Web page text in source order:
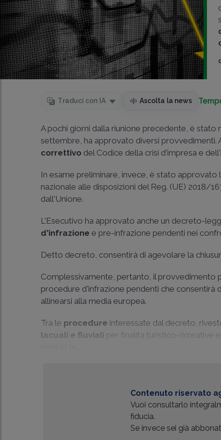
Traduci con IA Ascolta la news
A pochi giorni dalla riunione precedente, è
settembre, ha approvato diversi provvedimenti.
correttivo del Codice della crisi d'impresa e
In esame preliminare, invece, è stato
nazionale alle disposizioni del Reg. (UE) 2018/
dall'Unione.
L'Esecutivo ha approvato anche un decreto-
d'infrazione e pre-infrazione pendenti nei
Detto decreto, consentirà di agevolare la
Complessivamente, pertanto, il provvedimento
procedure d'infrazione pendenti che consentirà
allinearsi alla media europea.
Tra le procedure interessate dal decreto,
lacuali e fluviali per finalità turistico-ricreative
Contenuto riservato
Vuoi consultarlo
fiducia.
Se invece sei già